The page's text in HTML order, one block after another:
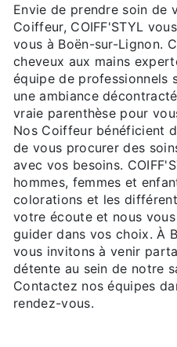
Envie de prendre soin de
Coiffeur, COIFF'STYL
vous à Boën-sur-Lignon.
cheveux aux mains
équipe de professionnels
une ambiance
vraie parenthèse pour
Nos Coiffeur bénéficient
de vous procurer des
avec vos besoins.
hommes, femmes et
colorations et les
votre écoute et nous
guider dans vos choix. À
vous invitons à venir
détente au sein de notre
Contactez nos équipes
rendez-vous.